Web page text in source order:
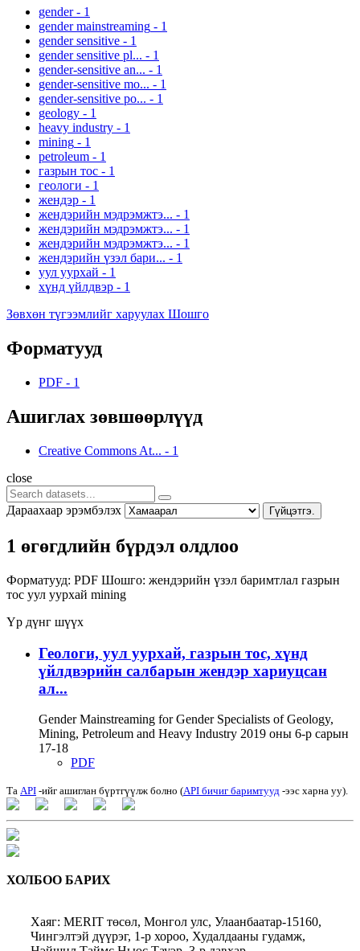
gender - 1
gender mainstreaming - 1
gender sensitive - 1
gender sensitive pl... - 1
gender-sensitive an... - 1
gender-sensitive mo... - 1
gender-sensitive po... - 1
geology - 1
heavy industry - 1
mining - 1
petroleum - 1
газрын тос - 1
геологи - 1
жендэр - 1
жендэрийн мэдрэмжтэ... - 1
жендэрийн мэдрэмжтэ... - 1
жендэрийн мэдрэмжтэ... - 1
жендэрийн үзэл бари... - 1
уул уурхай - 1
хүнд үйлдвэр - 1
Зөвхөн түгээмлийг харуулах Шошго
Форматууд
PDF - 1
Ашиглах зөвшөөрлүүд
Creative Commons At... - 1
close
Дараахаар эрэмбэлэх Гүйцэтгэ.
1 өгөгдлийн бүрдэл олдлоо
Форматууд: PDF Шошго: жендэрийн үзэл баримтлал газрын
тос уул уурхай mining
Үр дүнг шүүх
Геологи, уул уурхай, газрын тос, хүнд
үйлдвэрийн салбарын жендэр хариуцсан
ал...
Gender Mainstreaming for Gender Specialists of Geology,
Mining, Petroleum and Heavy Industry 2019 оны 6-р сарын
17-18
PDF
Та API -ийг ашиглан бүртгүүлж болно (API бичиг баримтууд -ээс харна уу).
ХОЛБОО БАРИХ
Хаяг: MERIT төсөл, Монгол улс, Улаанбаатар-15160,
Чингэлтэй дүүрэг, 1-р хороо, Худалдааны гудамж,